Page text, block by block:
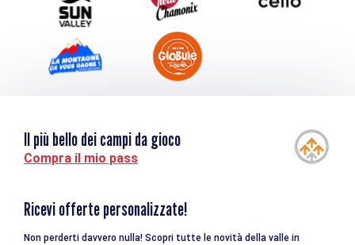
Il più bello dei campi da gioco
Compra il mio pass
Ricevi offerte personalizzate!
Non perderti davvero nulla! Scopri tutte le novità della valle in